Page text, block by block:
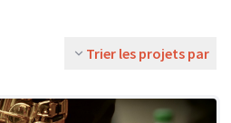
Trier les projets par